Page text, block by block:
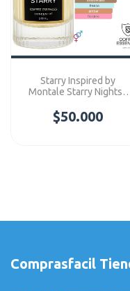
Starry Inspired by
Montale Starry Nights -
Concentre
$50.000
Comprasfacil